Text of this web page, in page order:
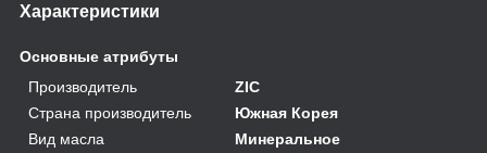
Характеристики
Основные атрибуты
Производитель
ZIC
Страна производитель
Южная Корея
Вид масла
Минеральное